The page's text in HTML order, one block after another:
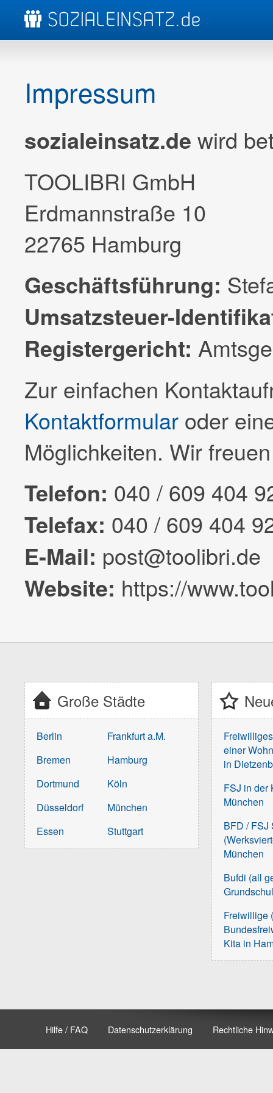
Impressum
sozialeinsatz.de wird
TOOLIBRI GmbH
Erdmannstraße 10
22765 Hamburg
Geschäftsführung:
Umsatzsteuer-
Registergericht:
Zur einfachen
Kontaktformular oder
Möglichkeiten. Wir
Telefon: 040 / 609 404
Telefax: 040 / 609 404
E-Mail: post@toolibri.de
Website: https://
Große Städte
Berlin
Bremen
Dortmund
Düsseldorf
Essen
Frankfurt a.M.
Hamburg
Köln
München
Stuttgart
einer
in
FSJ in der
München
BFD / FSJ
München
Bufdi (all
Freiwillige
Kita in
Hilfe / FAQ Datenschutzerklärung Rechtliche